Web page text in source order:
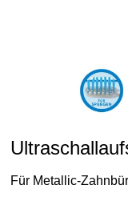
Für Metallic-